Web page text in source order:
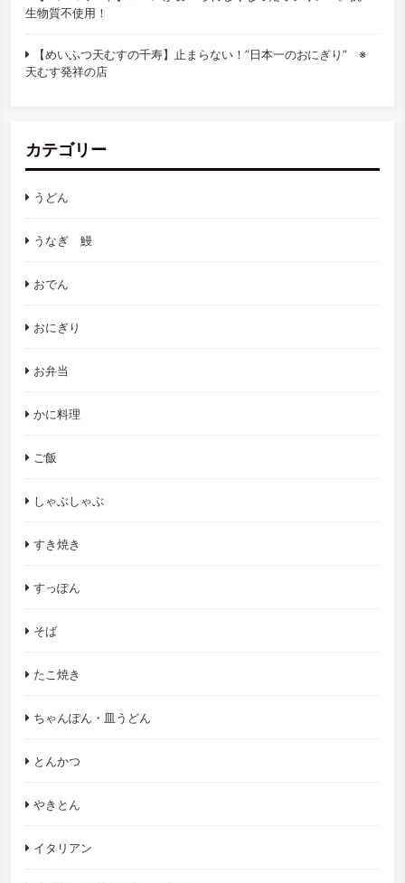
生物質不使用！
【めいふつ天むすの千寿】止まらない！”日本一のおにぎり” ※
天むす発祥の店
カテゴリー
うどん
うなぎ 鰻
おでん
おにぎり
お弁当
かに料理
ご飯
しゃぶしゃぶ
すき焼き
すっぽん
そば
たこ焼き
ちゃんぽん・皿うどん
とんかつ
やきとん
イタリアン